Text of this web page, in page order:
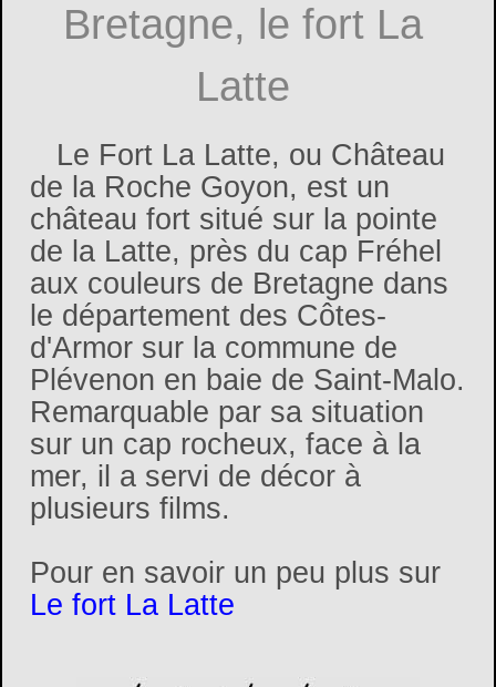
Bretagne, le fort La
Latte
Le Fort La Latte, ou Château
de la Roche Goyon, est un
château fort situé sur la pointe
de la Latte, près du cap Fréhel
aux couleurs de Bretagne dans
le département des Côtes-
d'Armor sur la commune de
Plévenon en baie de Saint-Malo.
Remarquable par sa situation
sur un cap rocheux, face à la
mer, il a servi de décor à
plusieurs films.
Pour en savoir un peu plus sur
Le fort La Latte